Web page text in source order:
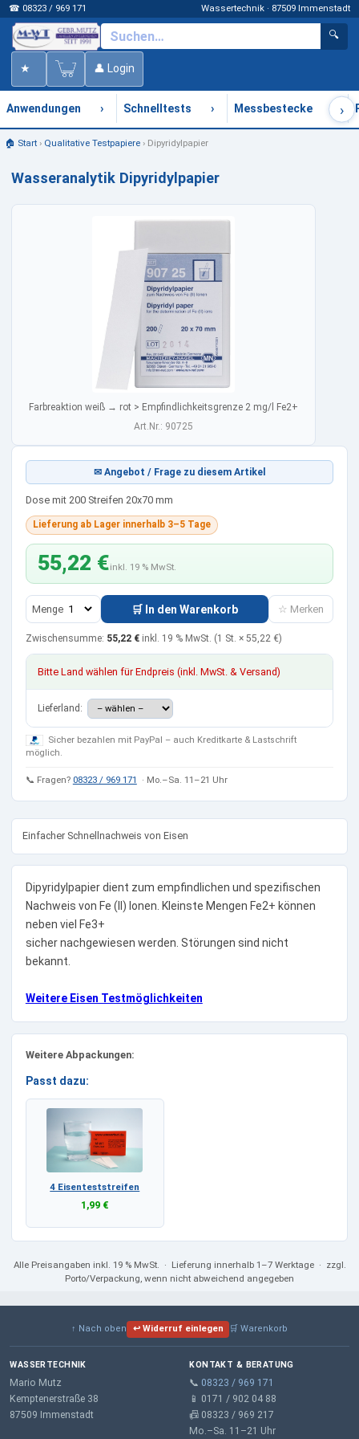
☎ 08323 / 969 171 Wassertechnik · 87509 Immenstadt
🔍
★ 👤 Login
Anwendungen › Schnelltests › Messbestecke ›
🏠 Start› Qualitative Testpapiere› Dipyridylpapier
Wasseranalytik Dipyridylpapier
Farbreaktion weiß → rot > Empfindlichkeitsgrenze 2 mg/l Fe2+
Art.Nr.: 90725
✉ Angebot / Frage zu diesem Artikel
Dose mit 200 Streifen 20x70 mm
Lieferung ab Lager innerhalb 3–5 Tage
55,22 €inkl. 19 % MwSt.
Menge 🛒 In den Warenkorb ☆ Merken
Zwischensumme: 55,22 € inkl. 19 % MwSt. (1 St. × 55,22 €)
Bitte Land wählen für Endpreis (inkl. MwSt. & Versand)
Lieferland:
Sicher bezahlen mit PayPal – auch Kreditkarte & Lastschrift
möglich.
📞 Fragen? 08323 / 969 171 · Mo.–Sa. 11–21 Uhr
Einfacher Schnellnachweis von Eisen
Dipyridylpapier dient zum empfindlichen und spezifischen
Nachweis von Fe (II) Ionen. Kleinste Mengen Fe2+ können
neben viel Fe3+
sicher nachgewiesen werden. Störungen sind nicht
bekannt.
Weitere Eisen Testmöglichkeiten
Weitere Abpackungen:
Passt dazu:
4 Eisenteststreifen
1,99 €
Alle Preisangaben inkl. 19 % MwSt. · Lieferung innerhalb 1–7 Werktage · zzgl.
Porto/Verpackung, wenn nicht abweichend angegeben
↑ Nach oben ↩ Widerruf einlegen 🛒 Warenkorb
WASSERTECHNIK
Mario Mutz
Kemptenerstraße 38
87509 Immenstadt
KONTAKT & BERATUNG
📞 08323 / 969 171
📱 0171 / 902 04 88
📠 08323 / 969 217
Mo.–Sa. 11–21 Uhr